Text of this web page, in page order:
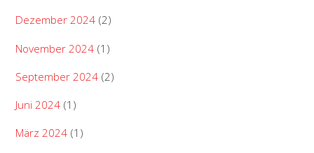
Dezember 2024 (2)
November 2024 (1)
September 2024 (2)
Juni 2024 (1)
März 2024 (1)